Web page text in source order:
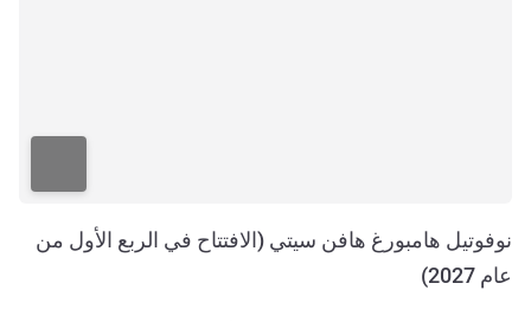
نوفوتيل هامبورغ هافن سيتي (الافتتاح في الربع الأول من
عام 2027)